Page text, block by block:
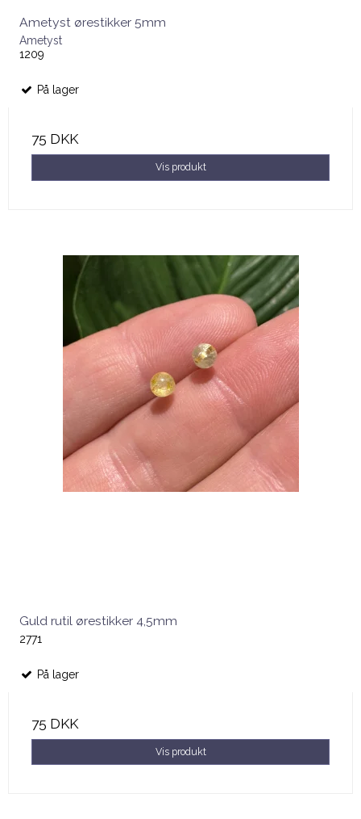
Ametyst ørestikker 5mm
Ametyst
1209
På lager
75 DKK
Vis produkt
Guld rutil ørestikker 4,5mm
2771
På lager
75 DKK
Vis produkt